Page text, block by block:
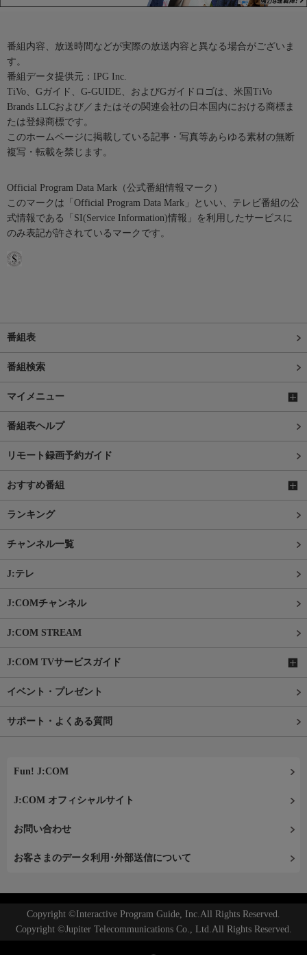
番組内容、放送時間などが実際の放送内容と異なる場合がございま
す。
番組データ提供元：IPG Inc.
TiVo、Gガイド、G-GUIDE、およびGガイドロゴは、米国TiVo
Brands LLCおよび／またはその関連会社の日本国内における商標ま
たは登録商標です。
このホームページに掲載している記事・写真等あらゆる素材の無断
複写・転載を禁じます。
Official Program Data Mark（公式番組情報マーク）
このマークは「Official Program Data Mark」といい、テレビ番組の公
式情報である「SI(Service Information)情報」を利用したサービスに
のみ表記が許されているマークです。
番組表
番組検索
マイメニュー
番組表ヘルプ
リモート録画予約ガイド
おすすめ番組
ランキング
チャンネル一覧
J:テレ
J:COMチャンネル
J:COM STREAM
J:COM TVサービスガイド
イベント・プレゼント
サポート・よくある質問
Fun! J:COM
J:COM オフィシャルサイト
お問い合わせ
お客さまのデータ利用･外部送信について
Copyright ©Interactive Program Guide, Inc.All Rights Reserved.
Copyright ©Jupiter Telecommunications Co., Ltd.All Rights Reserved.